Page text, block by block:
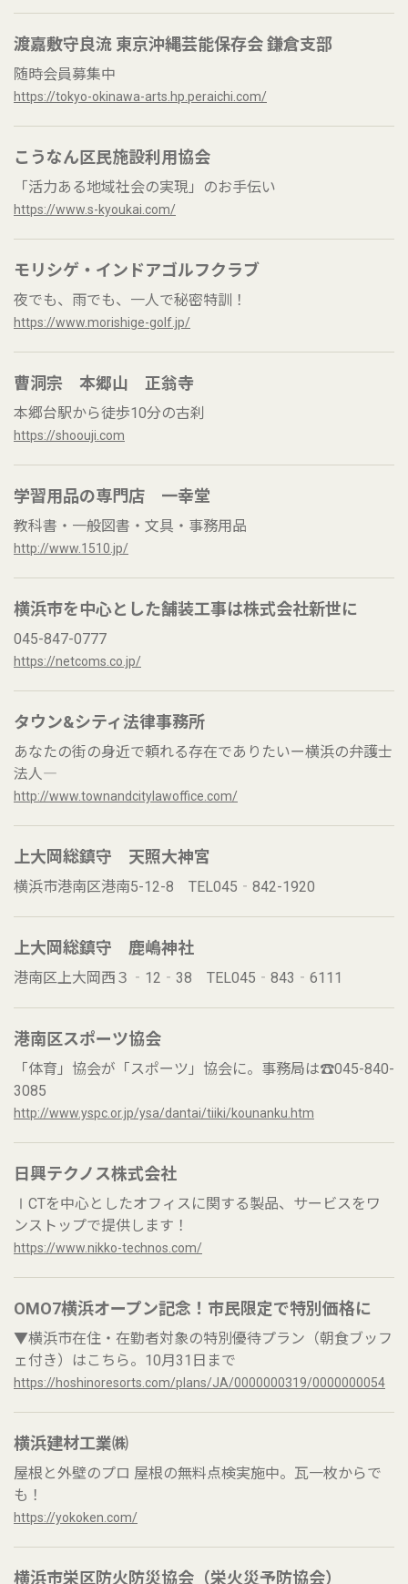
渡嘉敷守良流 東京沖縄芸能保存会 鎌倉支部
随時会員募集中
https://tokyo-okinawa-arts.hp.peraichi.com/
こうなん区民施設利用協会
「活力ある地域社会の実現」のお手伝い
https://www.s-kyoukai.com/
モリシゲ・インドアゴルフクラブ
夜でも、雨でも、一人で秘密特訓！
https://www.morishige-golf.jp/
曹洞宗 本郷山 正翁寺
本郷台駅から徒歩10分の古刹
https://shoouji.com
学習用品の専門店 一幸堂
教科書・一般図書・文具・事務用品
http://www.1510.jp/
横浜市を中心とした舗装工事は株式会社新世に
045-847-0777
https://netcoms.co.jp/
タウン&シティ法律事務所
あなたの街の身近で頼れる存在でありたいー横浜の弁護士
法人―
http://www.townandcitylawoffice.com/
上大岡総鎮守 天照大神宮
横浜市港南区港南5-12-8 TEL045‐842-1920
上大岡総鎮守 鹿嶋神社
港南区上大岡西３‐12‐38 TEL045‐843‐6111
港南区スポーツ協会
「体育」協会が「スポーツ」協会に。事務局は☎045-840-
3085
http://www.yspc.or.jp/ysa/dantai/tiiki/kounanku.htm
日興テクノス株式会社
ⅠCTを中心としたオフィスに関する製品、サービスをワ
ンストップで提供します！
https://www.nikko-technos.com/
OMO7横浜オープン記念！市民限定で特別価格に
▼横浜市在住・在勤者対象の特別優待プラン（朝食ブッフ
ェ付き）はこちら。10月31日まで
https://hoshinoresorts.com/plans/JA/0000000319/0000000054
横浜建材工業㈱
屋根と外壁のプロ 屋根の無料点検実施中。瓦一枚からで
も！
https://yokoken.com/
横浜市栄区防火防災協会（栄火災予防協会）